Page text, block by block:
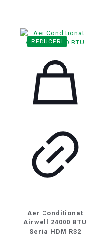
REDUCERI
Aer Conditionat
Airwell 24000 BTU
Seria HDM R32